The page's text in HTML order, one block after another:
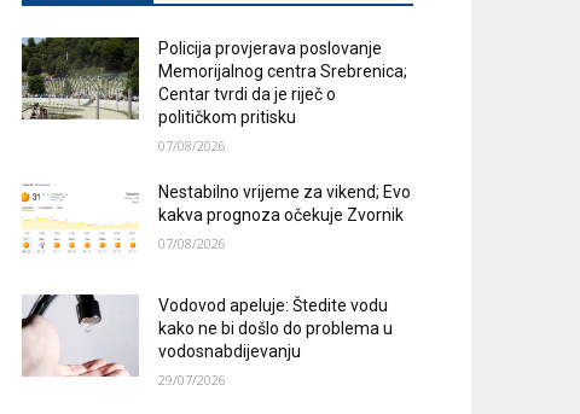
Policija provjerava poslovanje
Memorijalnog centra Srebrenica;
Centar tvrdi da je riječ o
političkom pritisku
07/08/2026
Nestabilno vrijeme za vikend; Evo
kakva prognoza očekuje Zvornik
07/08/2026
Vodovod apeluje: Štedite vodu
kako ne bi došlo do problema u
vodosnabdijevanju
29/07/2026